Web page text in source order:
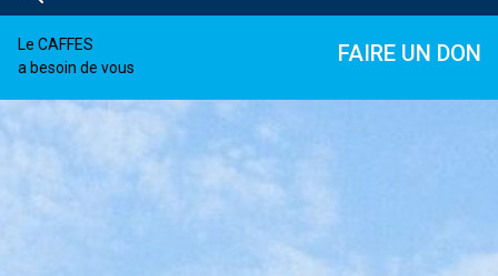
Le CAFFES
a besoin de vous
FAIRE UN DON